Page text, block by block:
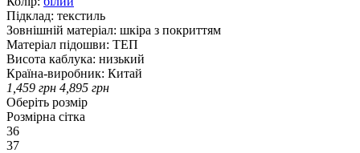
Підклад: текстиль
Зовнішній матеріал: шкіра з покриттям
Матеріал підошви: ТЕП
Висота каблука: низький
Країна-виробник: Китай
1,459 грн 4,895 грн
Оберіть розмір
Розмірна сітка
36
37